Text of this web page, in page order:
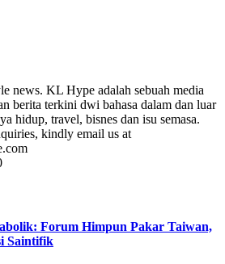
news. KL Hype adalah sebuah media
berita terkini dwi bahasa dalam dan luar
hidup, travel, bisnes dan isu semasa.
kindly email us at
Forum Himpun Pakar Taiwan,
Saintifik